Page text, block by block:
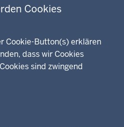
Cookies
Cookie-Button(s) erklären
dass wir Cookies
sind zwingend
LINKS
Lippe
Paderborn
Lübbecke